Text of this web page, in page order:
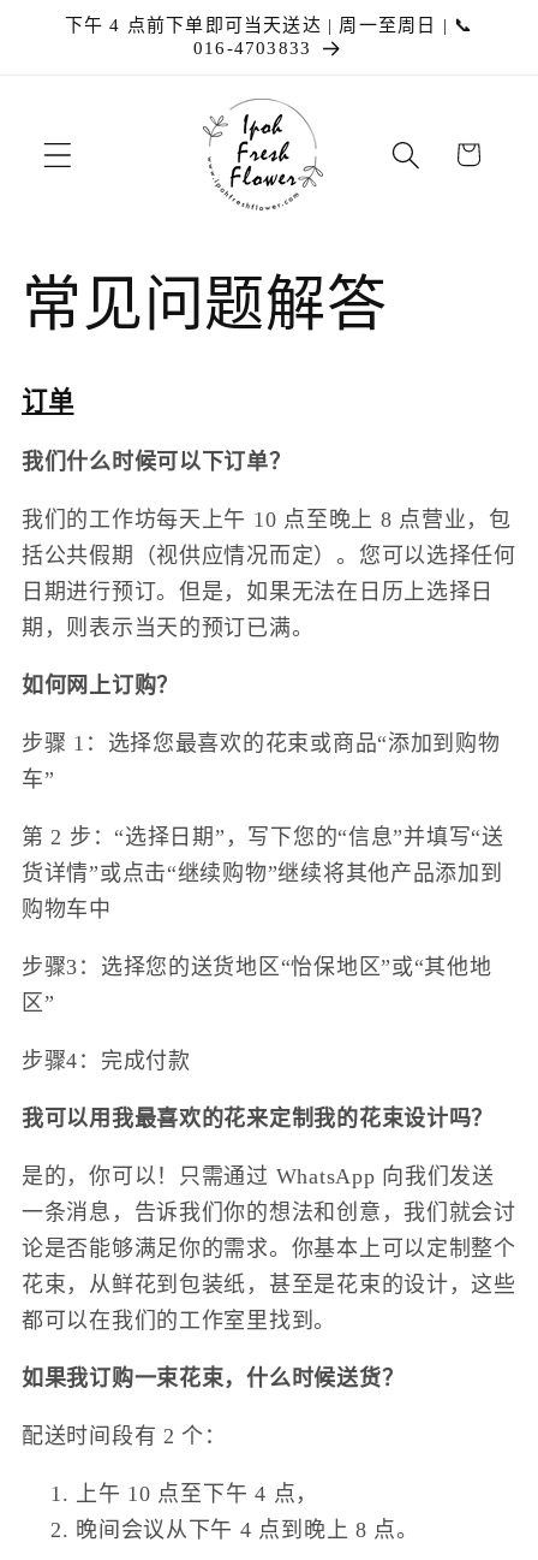
跳到内
下午 4 点前下单即可当天送达 | 周一至周日 | 📞
016-4703833
物
常见问题解答
订单
我们什么时候可以下订单？
我们的工作坊每天上午 10 点至晚上 8 点营业，包
括公共假期（视供应情况而定）。您可以选择任何
日期进行预订。但是，如果无法在日历上选择日
期，则表示当天的预订已满。
如何网上订购？
步骤 1：选择您最喜欢的花束或商品“添加到购物
车”
第 2 步：“选择日期”，写下您的“信息”并填写“送
货详情”或点击“继续购物”继续将其他产品添加到
购物车中
步骤3：选择您的送货地区“怡保地区”或“其他地
区”
步骤4：完成付款
我可以用我最喜欢的花来定制我的花束设计吗？
是的，你可以！只需通过 WhatsApp 向我们发送
一条消息，告诉我们你的想法和创意，我们就会讨
论是否能够满足你的需求。你基本上可以定制整个
花束，从鲜花到包装纸，甚至是花束的设计，这些
都可以在我们的工作室里找到。
如果我订购一束花束，什么时候送货？
配送时间段有 2 个：
上午 10 点至下午 4 点，
晚间会议从下午 4 点到晚上 8 点。